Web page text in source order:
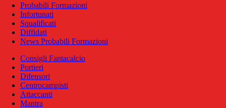
Probabili Formazioni
Infortunati
Squalificati
Diffidati
News Probabili Formazioni
Consigli Fantacalcio
Portieri
Difensori
Centrocampisti
Attaccanti
Mantra